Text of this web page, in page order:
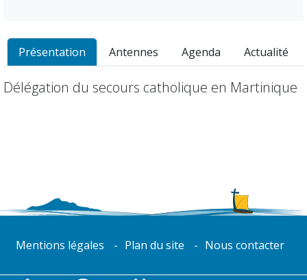
Présentation Antennes Agenda Actualité
Délégation du secours catholique en Martinique
Mentions légales Plan du site Nous contacter